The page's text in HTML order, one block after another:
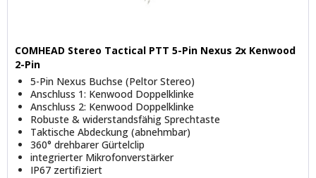
COMHEAD Stereo Tactical PTT 5-Pin Nexus 2x Kenwood
2-Pin
5-Pin Nexus Buchse (Peltor Stereo)
Anschluss 1: Kenwood Doppelklinke
Anschluss 2: Kenwood Doppelklinke
Robuste & widerstandsfähig Sprechtaste
Taktische Abdeckung (abnehmbar)
360° drehbarer Gürtelclip
integrierter Mikrofonverstärker
IP67 zertifiziert